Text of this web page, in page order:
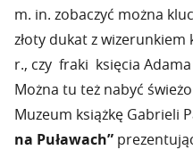
m. in. zobaczyć można
złoty dukat z wizerunkiem
r., czy fraki księcia
Można tu też nabyć
Muzeum książkę Gabrieli
na Puławach”